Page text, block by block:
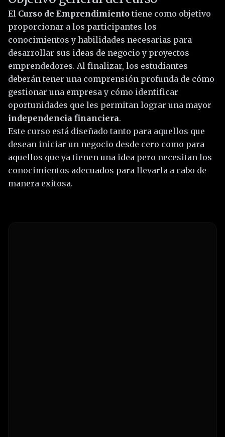
El Curso de Emprendimiento tiene como objetivo
proporcionar a los participantes los
conocimientos y habilidades necesarias para
desarrollar sus ideas de negocio y proyectos
emprendedores. Al finalizar, los estudiantes
deberán tener una comprensión profunda de cómo
gestionar una empresa y cómo identificar
oportunidades que les permitan lograr una mayor
independencia financiera.
Este curso está diseñado tanto para aquellos que
desean iniciar un negocio desde cero como para
aquellos que ya tienen una idea pero necesitan los
conocimientos adecuados para llevarla a cabo de
manera exitosa.